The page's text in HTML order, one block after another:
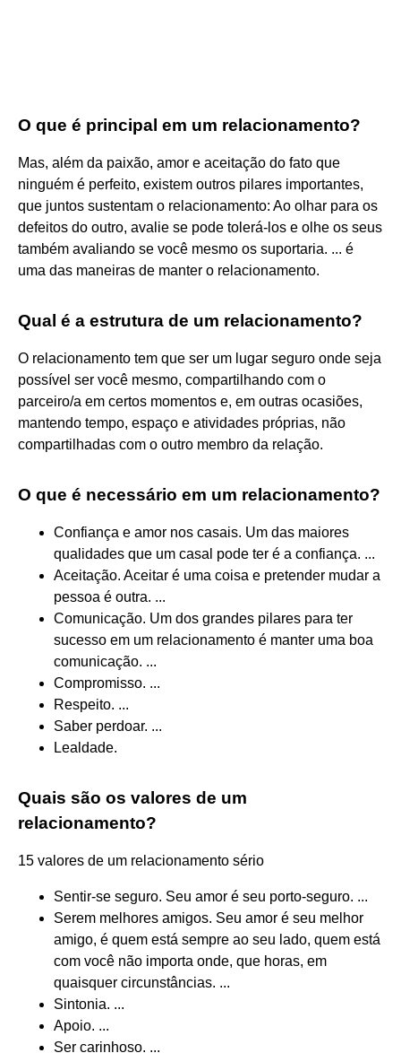
O que é principal em um relacionamento?
Mas, além da paixão, amor e aceitação do fato que
ninguém é perfeito, existem outros pilares importantes,
que juntos sustentam o relacionamento: Ao olhar para os
defeitos do outro, avalie se pode tolerá-los e olhe os seus
também avaliando se você mesmo os suportaria. ... é
uma das maneiras de manter o relacionamento.
Qual é a estrutura de um relacionamento?
O relacionamento tem que ser um lugar seguro onde seja
possível ser você mesmo, compartilhando com o
parceiro/a em certos momentos e, em outras ocasiões,
mantendo tempo, espaço e atividades próprias, não
compartilhadas com o outro membro da relação.
O que é necessário em um relacionamento?
Confiança e amor nos casais. Um das maiores
qualidades que um casal pode ter é a confiança. ...
Aceitação. Aceitar é uma coisa e pretender mudar a
pessoa é outra. ...
Comunicação. Um dos grandes pilares para ter
sucesso em um relacionamento é manter uma boa
comunicação. ...
Compromisso. ...
Respeito. ...
Saber perdoar. ...
Lealdade.
Quais são os valores de um
relacionamento?
15 valores de um relacionamento sério
Sentir-se seguro. Seu amor é seu porto-seguro. ...
Serem melhores amigos. Seu amor é seu melhor
amigo, é quem está sempre ao seu lado, quem está
com você não importa onde, que horas, em
quaisquer circunstâncias. ...
Sintonia. ...
Apoio. ...
Ser carinhoso. ...